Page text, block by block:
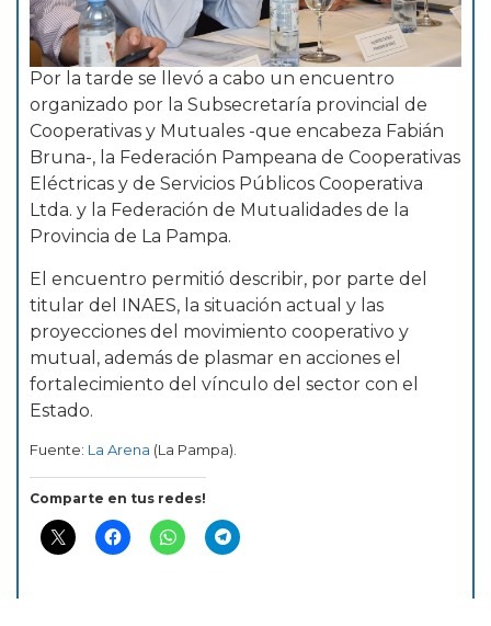
Por la tarde se llevó a cabo un encuentro
organizado por la Subsecretaría provincial de
Cooperativas y Mutuales -que encabeza Fabián
Bruna-, la Federación Pampeana de Cooperativas
Eléctricas y de Servicios Públicos Cooperativa
Ltda. y la Federación de Mutualidades de la
Provincia de La Pampa.
El encuentro permitió describir, por parte del
titular del INAES, la situación actual y las
proyecciones del movimiento cooperativo y
mutual, además de plasmar en acciones el
fortalecimiento del vínculo del sector con el
Estado.
Fuente: La Arena (La Pampa).
Comparte en tus redes!